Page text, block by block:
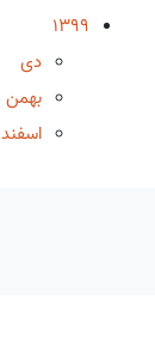
1399
دی
بهمن
اسفند